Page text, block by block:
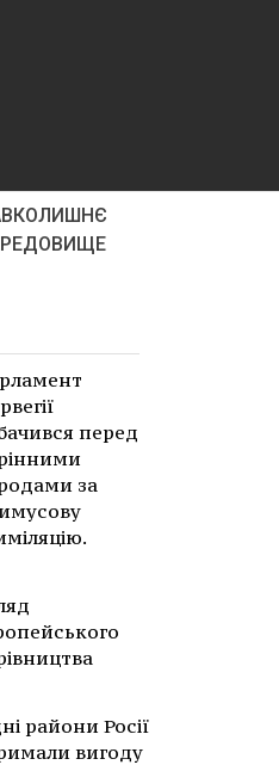
перед
за
райони Росії
вигоду